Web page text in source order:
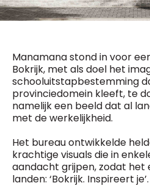
Manamana stond in voor
Bokrijk, met als doel het
schooluitstapbestemming
provinciedomein kleeft, te
namelijk een beeld dat al
met de werkelijkheid.
Het bureau ontwikkelde
krachtige visuals die in
aandacht grijpen, zodat het
landen: ‘Bokrijk. Inspireert je’.
Fred Bouchar
Chief Editor
Griet Byl
0475 97 12 57
g.byl@mm.be
Damien Lemaire
0477 37 31 65
d.lemaire@mm.be
Daily
5 x week
1 x week
1 x week
10 x year
4 x year